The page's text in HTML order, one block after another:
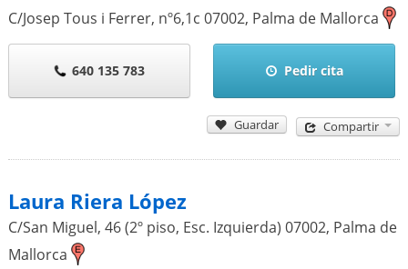
C/Josep Tous i Ferrer, nº6,1c 07002, Palma de Mallorca
640 135 783 Pedir cita
Guardar Compartir
Laura Riera López
C/San Miguel, 46 (2º piso, Esc. Izquierda) 07002, Palma de
Mallorca